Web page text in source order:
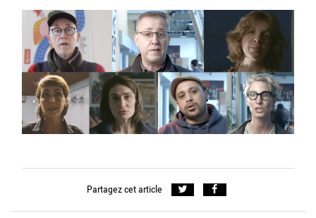
Partagez cet article